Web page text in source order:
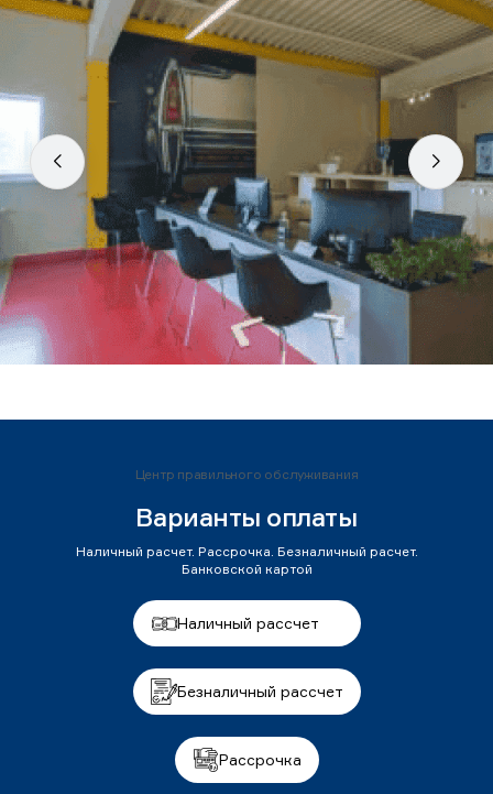
Центр правильного обслуживания
Варианты оплаты
Наличный расчет. Рассрочка. Безналичный расчет.
Банковской картой
Наличный рассчет
Безналичный рассчет
Рассрочка